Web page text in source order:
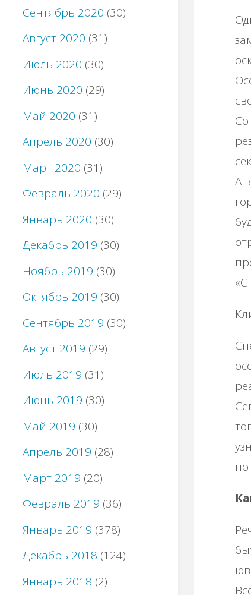
А
Сентябрь 2020 (30)
Август 2020 (31)
Июль 2020 (30)
Июнь 2020 (29)
Май 2020 (31)
Апрель 2020 (30)
Март 2020 (31)
Февраль 2020 (29)
Январь 2020 (30)
Декабрь 2019 (30)
Ноябрь 2019 (30)
Октябрь 2019 (30)
Сентябрь 2019 (30)
Август 2019 (29)
Июль 2019 (31)
Июнь 2019 (30)
Май 2019 (30)
Апрель 2019 (28)
Март 2019 (20)
Февраль 2019 (36)
Январь 2019 (378)
Декабрь 2018 (124)
Январь 2018 (2)